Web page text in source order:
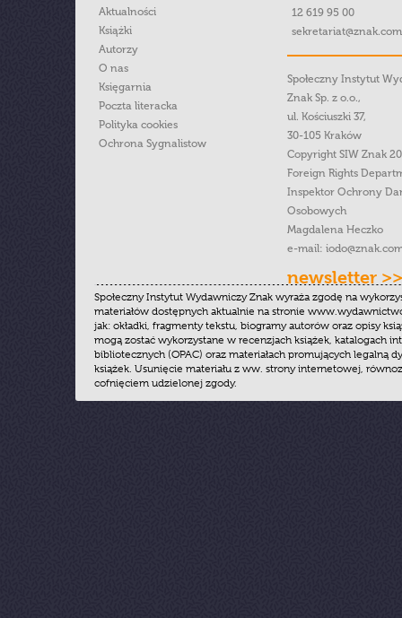
Aktualności
Książki
Autorzy
O nas
Księgarnia
Poczta literacka
Polityka cookies
Ochrona Sygnalistow
12 619 95 00
Społeczny Instytut
Znak Sp. z o.o.,
ul. Kościuszki 37,
30-105 Kraków
Copyright SIW Znak
Foreign Rights
Inspektor Ochrony
Osobowych
Magdalena Heczko
e-mail:
newsletter >>
Społeczny Instytut Wydawniczy Znak wyraża zgodę na
materiałów dostępnych aktualnie na stronie
jak: okładki, fragmenty tekstu, biogramy autorów oraz opisy
mogą zostać wykorzystane w recenzjach książek, katalogach
bibliotecznych (OPAC) oraz materiałach promujących legalną
książek. Usunięcie materiału z ww. strony internetowej,
cofnięciem udzielonej zgody.